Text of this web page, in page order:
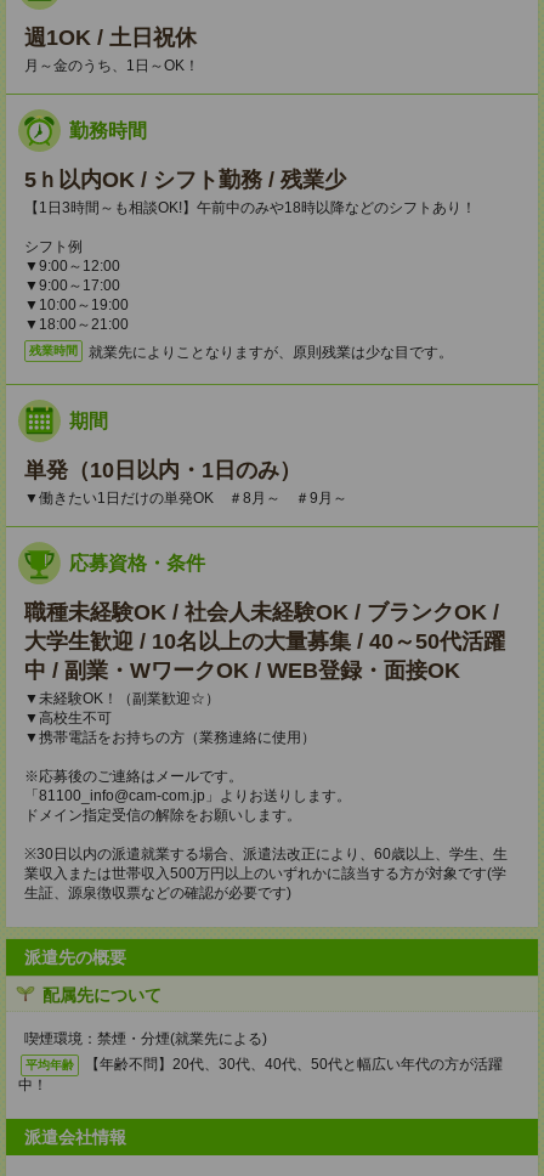
週1OK / 土日祝休
月～金のうち、1日～OK！
勤務時間
5ｈ以内OK / シフト勤務 / 残業少
【1日3時間～も相談OK!】午前中のみや18時以降などのシフトあり！
シフト例
▼9:00～12:00
▼9:00～17:00
▼10:00～19:00
▼18:00～21:00
残業時間 就業先によりことなりますが、原則残業は少な目です。
期間
単発（10日以内・1日のみ）
▼働きたい1日だけの単発OK ＃8月～ ＃9月～
応募資格・条件
職種未経験OK / 社会人未経験OK / ブランクOK /
大学生歓迎 / 10名以上の大量募集 / 40～50代活躍
中 / 副業・WワークOK / WEB登録・面接OK
▼未経験OK！（副業歓迎☆）
▼高校生不可
▼携帯電話をお持ちの方（業務連絡に使用）
※応募後のご連絡はメールです。
「81100_info@cam-com.jp」よりお送りします。
ドメイン指定受信の解除をお願いします。
※30日以内の派遣就業する場合、派遣法改正により、60歳以上、学生、生
業収入または世帯収入500万円以上のいずれかに該当する方が対象です(学
生証、源泉徴収票などの確認が必要です)
派遣先の概要
配属先について
喫煙環境：禁煙・分煙(就業先による)
平均年齢
【年齢不問】20代、30代、40代、50代と幅広い年代の方が活躍
中！
派遣会社情報